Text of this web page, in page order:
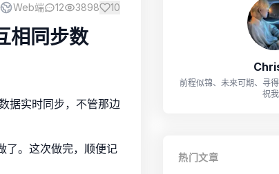
Web端 12 3898 10
相同步数
据实时同步，不管那边
了。这次做完，顺便记
前程似锦、未来可期、寻
祝我
热门文章